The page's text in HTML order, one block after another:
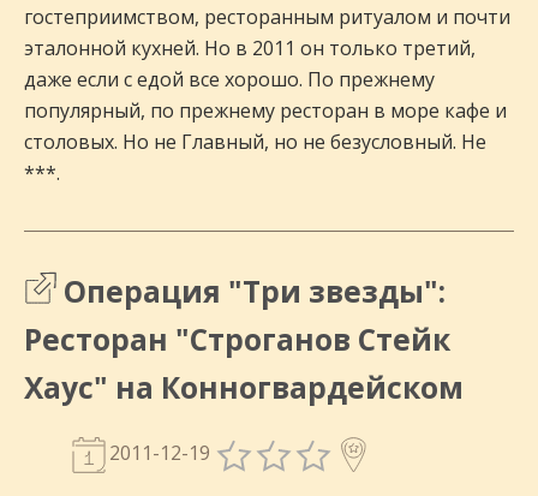
гостеприимством, ресторанным ритуалом и почти
эталонной кухней. Но в 2011 он только третий,
даже если с едой все хорошо. По прежнему
популярный, по прежнему ресторан в море кафе и
столовых. Но не Главный, но не безусловный. Не
***.
Операция "Три звезды":
Ресторан "Строганов Стейк
Хаус" на Конногвардейском
2011-12-19